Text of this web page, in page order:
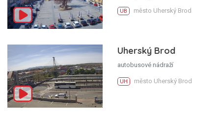
UB město Uherský Brod
Uherský Brod
autobusové nádraží
UH město Uherský Brod